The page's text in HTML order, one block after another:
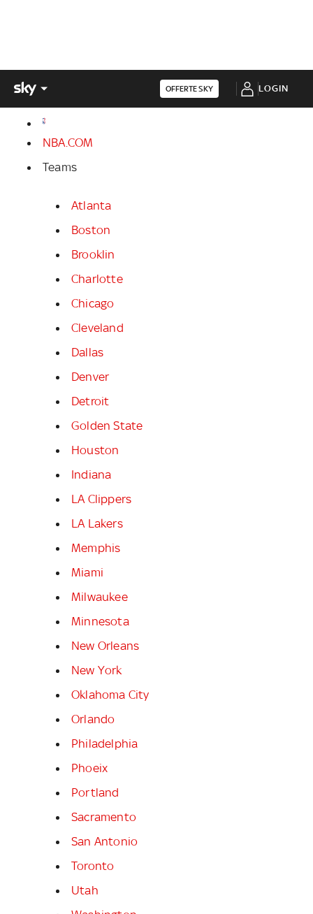
OFFERTE SKY LOGIN
NBA.COM
Teams
Atlanta
Boston
Brooklin
Charlotte
Chicago
Cleveland
Dallas
Denver
Detroit
Golden State
Houston
Indiana
LA Clippers
LA Lakers
Memphis
Miami
Milwaukee
Minnesota
New Orleans
New York
Oklahoma City
Orlando
Philadelphia
Phoeix
Portland
Sacramento
San Antonio
Toronto
Utah